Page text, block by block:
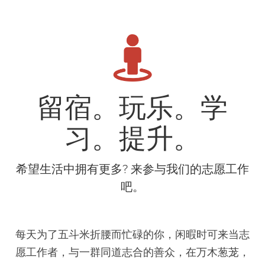
留宿。玩乐。学
习。提升。
希望生活中拥有更多? 来参与我们的志愿工作
吧。
每天为了五斗米折腰而忙碌的你，闲暇时可来当志
愿工作者，与一群同道志合的善众，在万木葱茏，